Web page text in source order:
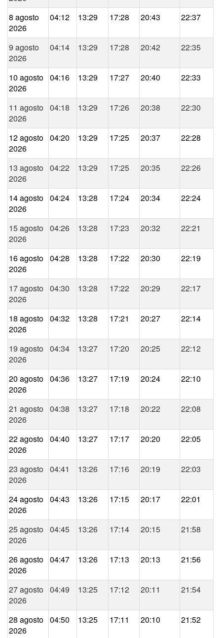
8 agosto
2026
04:12 13:29 17:28 20:43 22:37
9 agosto
2026
04:14 13:29 17:28 20:42 22:35
10 agosto
2026
04:16 13:29 17:27 20:40 22:33
11 agosto
2026
04:18 13:29 17:26 20:38 22:30
12 agosto
2026
04:20 13:29 17:25 20:37 22:28
13 agosto
2026
04:22 13:29 17:25 20:35 22:26
14 agosto
2026
04:24 13:28 17:24 20:34 22:24
15 agosto
2026
04:26 13:28 17:23 20:32 22:21
16 agosto
2026
04:28 13:28 17:22 20:30 22:19
17 agosto
2026
04:30 13:28 17:22 20:29 22:17
18 agosto
2026
04:32 13:28 17:21 20:27 22:14
19 agosto
2026
04:34 13:27 17:20 20:25 22:12
20 agosto
2026
04:36 13:27 17:19 20:24 22:10
21 agosto
2026
04:38 13:27 17:18 20:22 22:08
22 agosto
2026
04:40 13:27 17:17 20:20 22:05
23 agosto
2026
04:41 13:26 17:16 20:19 22:03
24 agosto
2026
04:43 13:26 17:15 20:17 22:01
25 agosto
2026
04:45 13:26 17:14 20:15 21:58
26 agosto
2026
04:47 13:26 17:13 20:13 21:56
27 agosto
2026
04:49 13:25 17:12 20:11 21:54
28 agosto
2026
04:50 13:25 17:11 20:10 21:52